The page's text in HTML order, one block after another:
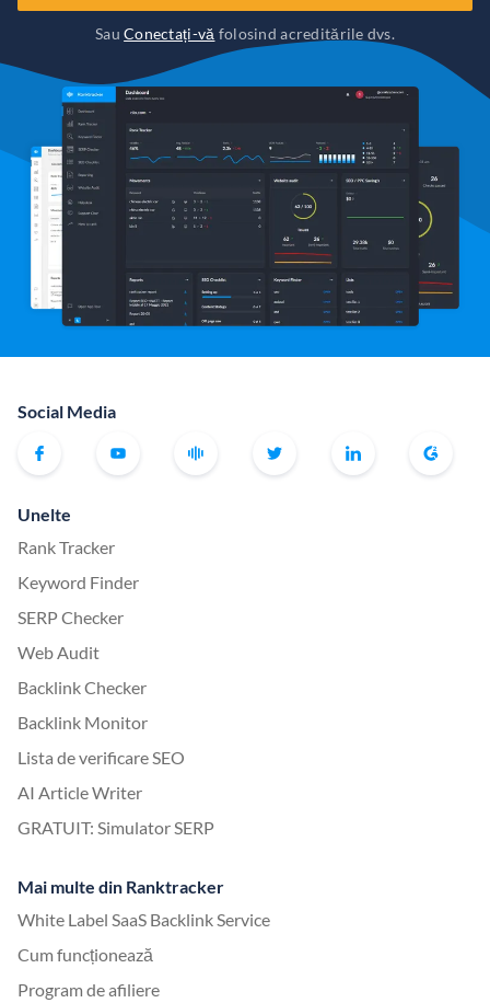
SauConectați-vă folosind acreditările dvs.
Social Media
Unelte
Rank Tracker
Keyword Finder
SERP Checker
Web Audit
Backlink Checker
Backlink Monitor
Lista de verificare SEO
AI Article Writer
GRATUIT: Simulator SERP
Mai multe din Ranktracker
White Label SaaS Backlink Service
Cum funcționează
Program de afiliere